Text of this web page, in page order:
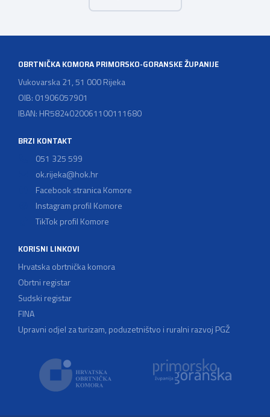
kvalitetno i sigurno stjecanje praktičnih znanja, a
OBRTNIČKA KOMORA PRIMORSKO-GORANSKE ŽUPANIJE
Vukovarska 21, 51 000 Rijeka
OIB: 01906057901
IBAN: HR5824020061100111680
BRZI KONTAKT
051 325 599
ok.rijeka@hok.hr
Facebook stranica Komore
Instagram profil Komore
TikTok profil Komore
KORISNI LINKOVI
Hrvatska obrtnička komora
Obrtni registar
Sudski registar
FINA
Upravni odjel za turizam, poduzetništvo i ruralni razvoj PGŽ